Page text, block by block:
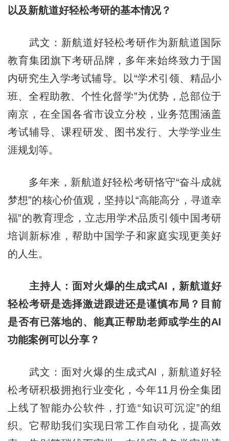
以及新航道好轻松考研的基本情况？
武文：新航道好轻松考研作为新航道国际
教育集团旗下考研品牌，多年来始终致力于国
内研究生入学考试辅导。以“学术引领、精品小
班、全程助教、个性化督学”为优势，总部位于
南京，在全国各省市设立分校，业务范围涵盖
考试辅导、课程研发、图书发行、大学学业生
涯规划等。
多年来，新航道好轻松考研恪守“奋斗成就
梦想”的核心价值观，坚持以“高能高分，寻道幸
福”的教育理念，立志用学术品质引领中国考研
培训新标准，帮助中国学子和家庭实现更美好
的人生。
主持人：面对火爆的生成式AI，新航道好
轻松考研是选择激进跟进还是谨慎布局？目前
是否有已落地的、能真正帮助老师或学生的AI
功能案例可以分享？
武文：面对火爆的生成式AI，新航道好轻
松考研积极拥抱行业变化，今年11月份全集团
上线了智能办公软件，打造“知识可沉淀”的组
织。它帮助我们实现日常工作自动化，提高效